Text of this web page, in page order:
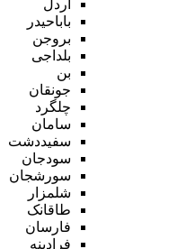
اردل
باباحیدر
بروجن
بلداجی
بن
جونقان
چلگرد
سامان
سفیددشت
سودجان
سورشجان
شلمزار
طاقانک
فارسان
فرادبنه